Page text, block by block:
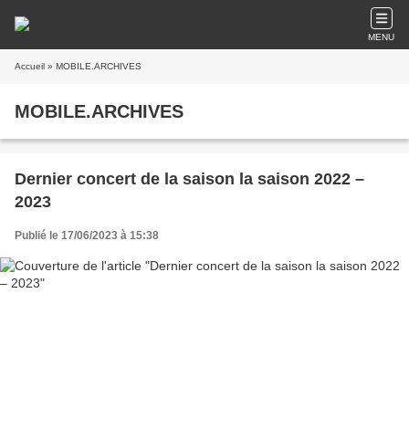
MENU
Accueil » MOBILE.ARCHIVES
MOBILE.ARCHIVES
Dernier concert de la saison la saison 2022 –
2023
Publié le 17/06/2023 à 15:38